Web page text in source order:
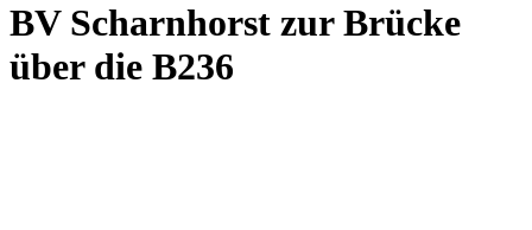
BV Scharnhorst zur Brücke
über die B236